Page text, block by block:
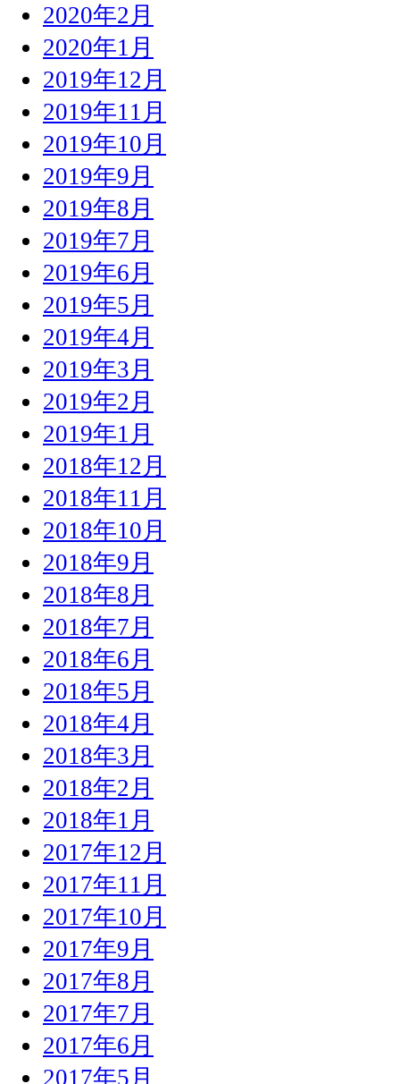
2020年2月
2020年1月
2019年12月
2019年11月
2019年10月
2019年9月
2019年8月
2019年7月
2019年6月
2019年5月
2019年4月
2019年3月
2019年2月
2019年1月
2018年12月
2018年11月
2018年10月
2018年9月
2018年8月
2018年7月
2018年6月
2018年5月
2018年4月
2018年3月
2018年2月
2018年1月
2017年12月
2017年11月
2017年10月
2017年9月
2017年8月
2017年7月
2017年6月
2017年5月